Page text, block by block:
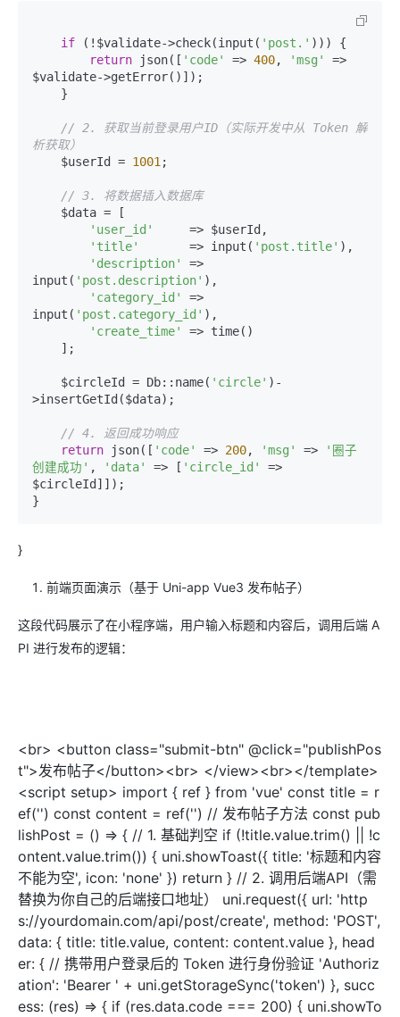
if (!$validate->check(input( 'post.' ))) {
return json([ 'code' => 400, 'msg'
=>
$validate->getError()]);
// 2. 获取当前登录用户ID（实际开发中从 Token 解
析获取）
    $userId =
1001;
// 3. 将数据插入数据库
'user_id'
     => $userId,
'title'
       => input(
'post.title' ),
'description'
=>
input( 'post.description' ),
'category_id'
=>
input( 'post.category_id' ),
'create_time'
=> time()
    $circleId = Db::name(
'circle' )-
>insertGetId($data);
// 4. 返回成功响应
return json([ 'code' => 200, 'msg' =>
'圈子
创建成功' , 'data' => [ 'circle_id'
=>
$circleId]]);
}
前端页面演示（基于 Uni-app Vue3 发布帖子）
这段代码展示了在小程序端，用户输入标题和内容后，调用后端 A
PI 进行发布的逻辑：
<br> <button class="submit-btn" @click="publishPos
t">发布帖子</button><br> </view><br></template>
<script setup> import { ref } from 'vue' const title = r
ef('') const content = ref('') // 发布帖子方法 const pub
lishPost = () => { // 1. 基础判空 if (!title.value.trim() || !c
ontent.value.trim()) { uni.showToast({ title: '标题和内容
不能为空', icon: 'none' }) return } // 2. 调用后端API（需
替换为你自己的后端接口地址） uni.request({ url: 'http
s://yourdomain.com/api/post/create', method: 'POST',
data: { title: title.value, content: content.value }, head
er: { // 携带用户登录后的 Token 进行身份验证 'Authoriz
ation': 'Bearer ' + uni.getStorageSync('token') }, succ
ess: (res) => { if (res.data.code === 200) { uni.showTo